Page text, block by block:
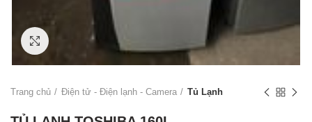
Click to enlarge
Trang chủ Điện tử - Điện lạnh - Camera Tủ Lạnh